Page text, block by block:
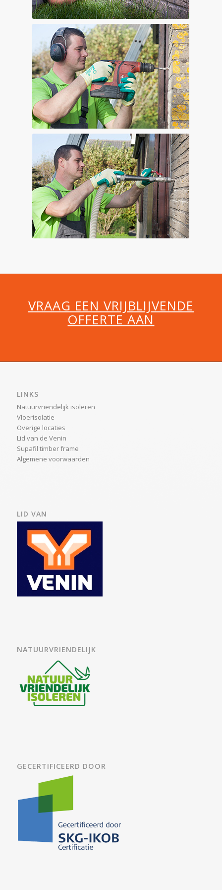
VRAAG EEN VRIJBLIJVENDE
OFFERTE AAN
LINKS
Natuurvriendelijk isoleren
Vloerisolatie
Overige locaties
Lid van de Venin
Supafil timber frame
Algemene voorwaarden
LID VAN
NATUURVRIENDELIJK
GECERTIFICEERD DOOR